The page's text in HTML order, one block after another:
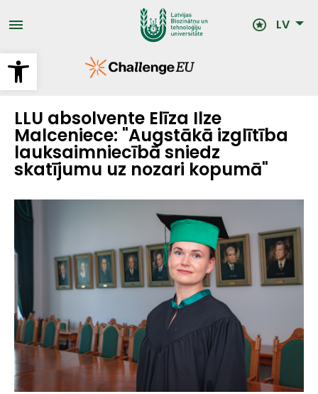
Open toolbar
uz
galveno LV
LLU absolvente Elīza Ilze
Malceniece: "Augstākā izglītība
lauksaimniecībā sniedz
skatījumu uz nozari kopumā"